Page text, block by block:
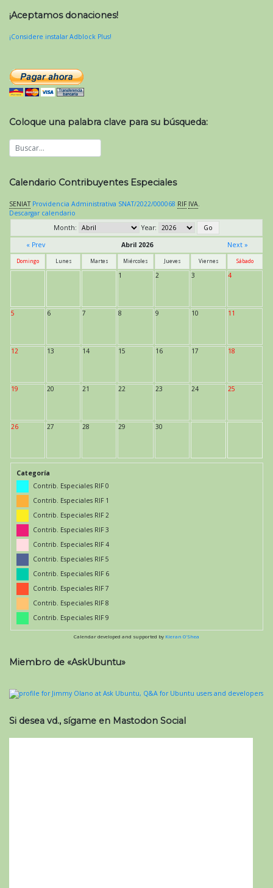
¡Aceptamos donaciones!
¡Considere instalar Adblock Plus!
Coloque una palabra clave para su búsqueda:
Calendario Contribuyentes Especiales
SENIAT Providencia Administrativa SNAT/2022/000068 RIF IVA.
Descargar calendario
Month:
Year:
« Prev
Abril 2026 Next »
Domingo Lunes Martes Miércoles Jueves Viernes Sábado
1 2 3 4
5 6 7 8 9 10 11
12 13 14 15 16 17 18
19 20 21 22 23 24 25
26 27 28 29 30
Categoría
Contrib. Especiales RIF 0
Contrib. Especiales RIF 1
Contrib. Especiales RIF 2
Contrib. Especiales RIF 3
Contrib. Especiales RIF 4
Contrib. Especiales RIF 5
Contrib. Especiales RIF 6
Contrib. Especiales RIF 7
Contrib. Especiales RIF 8
Contrib. Especiales RIF 9
Calendar developed and supported by Kieran O'Shea
Miembro de «AskUbuntu»
Si desea vd., sígame en Mastodon Social